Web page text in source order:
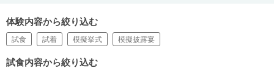
体験内容から絞り込む
試食 試着 模擬挙式 模擬披露宴
試食内容から絞り込む